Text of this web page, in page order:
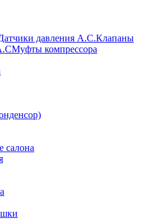
давления А.С.Клапаны
Муфты компрессора
салона